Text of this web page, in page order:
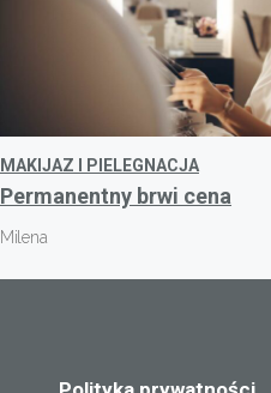
MAKIJAZ I PIELEGNACJA
Permanentny brwi cena
Milena